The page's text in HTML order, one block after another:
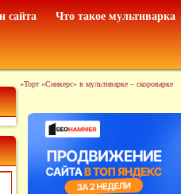
сайта Что такое мультиварка
«Торт «Сникерс» в мультиварке – скороварке